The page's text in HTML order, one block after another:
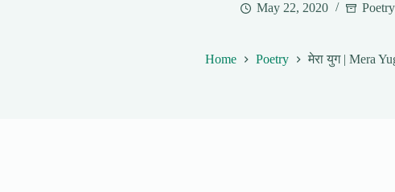
May 22, 2020 Poetry
Home Poetry मेरा युग | Mera